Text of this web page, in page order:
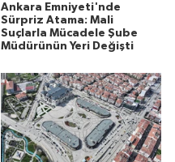
Ankara Emniyeti'nde
Sürpriz Atama: Mali
Suçlarla Mücadele Şube
Müdürünün Yeri Değişti